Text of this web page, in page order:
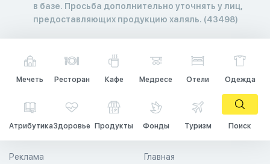
в базе. Просьба дополнительно уточнять у лиц,
предоставляющих продукцию халяль. (43498)
Мечеть Ресторан Кафе Медресе Отели Одежда
АтрибутикаЗдоровье Продукты Фонды Туризм Поиск
Главная
Реклама